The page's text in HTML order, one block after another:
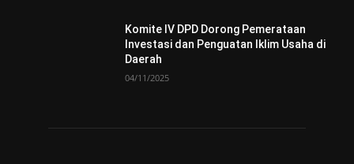
Komite IV DPD Dorong Pemerataan
Investasi dan Penguatan Iklim Usaha di
Daerah
04/11/2025